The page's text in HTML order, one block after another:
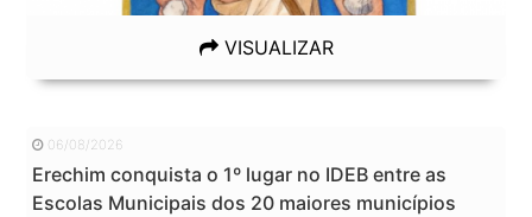
VISUALIZAR
06/08/2026
Erechim conquista o 1º lugar no IDEB entre as
Escolas Municipais dos 20 maiores municípios